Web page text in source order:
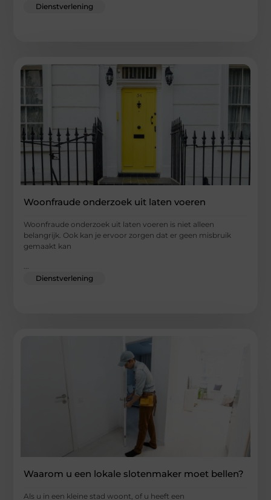
Dienstverlening
Woonfraude onderzoek uit laten voeren
Woonfraude onderzoek uit laten voeren is niet alleen
belangrijk. Ook kan je ervoor zorgen dat er geen misbruik
gemaakt kan
Dienstverlening
Waarom u een lokale slotenmaker moet bellen?
Als u in een kleine stad woont, of u heeft een